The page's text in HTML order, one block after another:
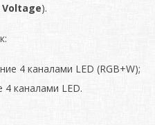
).
4 каналами LED (RGB+W);
4 каналами LED.